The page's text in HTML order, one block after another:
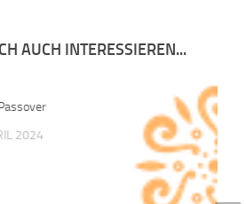
AUCH INTERESSIEREN...
2024